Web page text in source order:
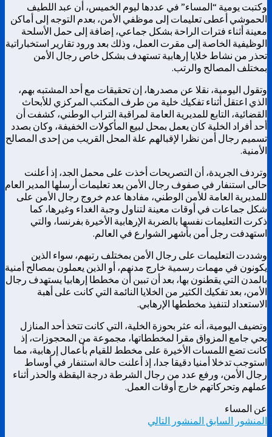
وكتبت يومية “المساء” في عددها ليوم الخميس، أن عبد اللطيف
الحموشي أعطى تعليمات إلى موظفي الأمن، بعدم التوجه إلى أماكن
معينة أثناء فترات الراحة بشكل جماعي، إضافة إلى حمل الأسلحة
الوظيفية الخاصة إلى مقرت العمل، وذلك بعد ورود تقارير استخباراتية
تحذر من نشاط خلايا إرهابية تستهدف بشكل خاص رجال الأمن
بمختلف المصالح والرتب.
وتقول اليومية، نقلا عن مصدرها، إن تحقيقات مع أحد المشتبه بهم،
الذي اعتقل أثناء تفكيك خلية من طرف المكتب المركزي للأبحاث
القضائية، التابع للمديرية العامة لمراقبة التراب الوطني، كشفت أن
أحد أفراد الخلية كان يعمل بمحل لبيع المأكولات الخفيفة، وكان بصدد
تسميم رجال أمن نظرا لإقبالهم علة المحل القريب من إحدى المصالح
الأمنية.
وتردف الجريدة، أن التصريحات أخذت على محمل الجد، إذ أعلنت
حالى استنفار في صفوف رجال الأمن بعد تعليمات أرسلها المدير العام
للمديرية العامة للأمن الوطني، مفادها عدم خروج رجال الأمن على
شكل جماعات في أوقات معينة لتناول وجبة الغداء وغيرها، كما
ذكرت التعليمات نفسها بالضربة الإرهابية الأخيرة بفرنسا، والتي
استهدفت رجل أمن بأشهر الشوارع في العالم.
وشددت التعليمات على رجال الأمن بمختلف رتبهم، سواء الذين
يكونون في مهمات رسمية خارج مدنهم، أو الذين يعملون بمصالح أمنية
بالمدن التي يقطنون بها، بعد أن تبين أن مخططا إرهابيا يستهدف رجال
الأمن، بعد تفكيك الكثير من الخلايا النائمة التي كانت على أهبة
الاستعداد لتنفيذ مخططها الإرهابي.
وتضيف اليومية، أنه عثر بحوزة الخلية، التي كانت تتخذ أحد المنازل
بحي جامع المزواق مقرا لمخططاتها، مجموعة من المحجوزات، إذ
كانت تضع اللمسات الأخيرة على مخطط للقيام بأعمال إرهابية، مما
استوجب تدخلا أمنيا دقيقا جدا، إذ أعلنت حالة استنفار في أوساط
رجال الأمن، ورفع عدد من رجال الشرطة درجة اليقظة والحذر أثناء
عملهم وتحركاتهم خارج أوقات العمل.
عن المساء
المنشور السابق المنشور التالي